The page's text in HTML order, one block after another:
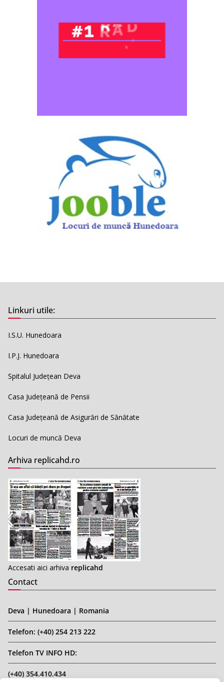
Linkuri utile:
I.S.U. Hunedoara
I.P.J. Hunedoara
Spitalul Județean Deva
Casa Județeană de Pensii
Casa Județeană de Asigurări de Sănătate
Locuri de muncă Deva
Arhiva replicahd.ro
Accesati aici arhiva replicahd
Contact
Deva | Hunedoara | Romania
Telefon: (+40) 254 213 222
Telefon TV INFO HD:
(+40) 354.410.434